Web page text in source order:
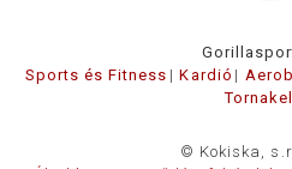
Sports és Fitness
Kardió
© Kokiska,